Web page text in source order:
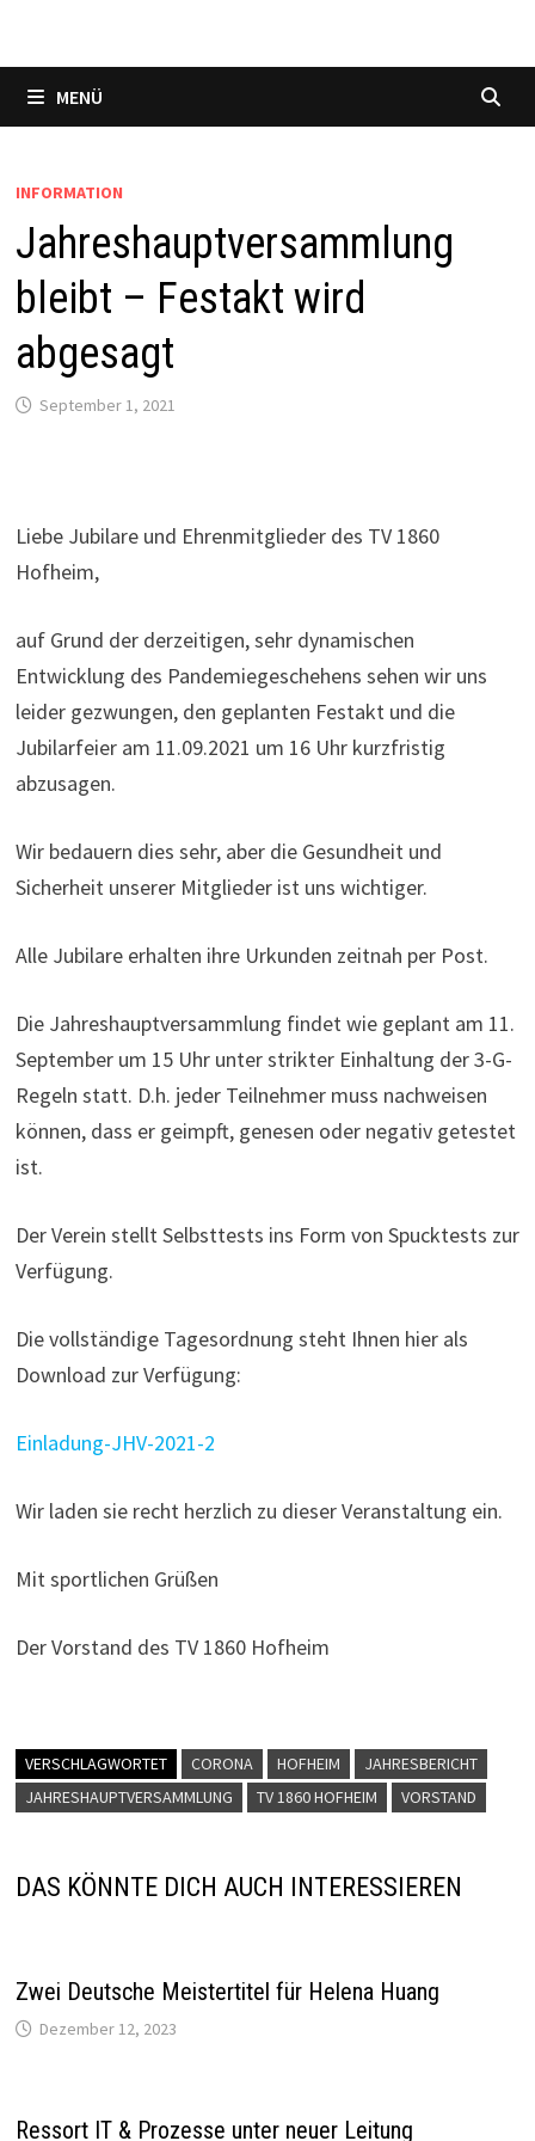
MENÜ
INFORMATION
Jahreshauptversammlung
bleibt – Festakt wird
abgesagt
September 1, 2021
Liebe Jubilare und Ehrenmitglieder des TV 1860
Hofheim,
auf Grund der derzeitigen, sehr dynamischen
Entwicklung des Pandemiegeschehens sehen wir uns
leider gezwungen, den geplanten Festakt und die
Jubilarfeier am 11.09.2021 um 16 Uhr kurzfristig
abzusagen.
Wir bedauern dies sehr, aber die Gesundheit und
Sicherheit unserer Mitglieder ist uns wichtiger.
Alle Jubilare erhalten ihre Urkunden zeitnah per Post.
Die Jahreshauptversammlung findet wie geplant am 11.
September um 15 Uhr unter strikter Einhaltung der 3-G-
Regeln statt. D.h. jeder Teilnehmer muss nachweisen
können, dass er geimpft, genesen oder negativ getestet
ist.
Der Verein stellt Selbsttests ins Form von Spucktests zur
Verfügung.
Die vollständige Tagesordnung steht Ihnen hier als
Download zur Verfügung:
Einladung-JHV-2021-2
Wir laden sie recht herzlich zu dieser Veranstaltung ein.
Mit sportlichen Grüßen
Der Vorstand des TV 1860 Hofheim
VERSCHLAGWORTET CORONA HOFHEIM
JAHRESBERICHT
JAHRESHAUPTVERSAMMLUNG
TV 1860 HOFHEIM VORSTAND
DAS KÖNNTE DICH AUCH INTERESSIEREN
Zwei Deutsche Meistertitel für Helena Huang
Dezember 12, 2023
Ressort IT & Prozesse unter neuer Leitung